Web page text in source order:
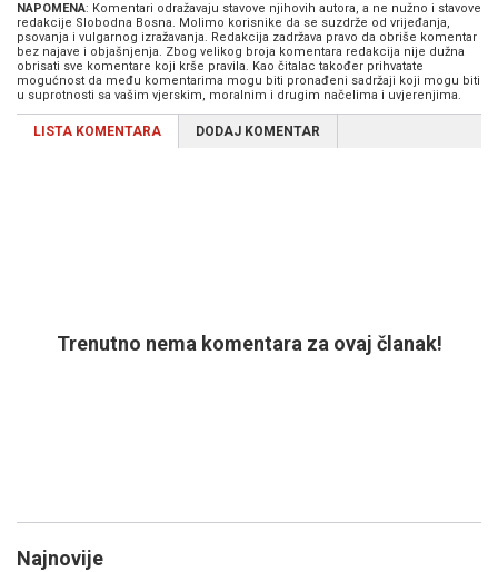
NAPOMENA: Komentari odražavaju stavove njihovih autora, a ne nužno i stavove
redakcije Slobodna Bosna. Molimo korisnike da se suzdrže od vrijeđanja,
psovanja i vulgarnog izražavanja. Redakcija zadržava pravo da obriše komentar
bez najave i objašnjenja. Zbog velikog broja komentara redakcija nije dužna
obrisati sve komentare koji krše pravila. Kao čitalac također prihvatate
mogućnost da među komentarima mogu biti pronađeni sadržaji koji mogu biti
u suprotnosti sa vašim vjerskim, moralnim i drugim načelima i uvjerenjima.
LISTA KOMENTARA DODAJ KOMENTAR
Trenutno nema komentara za ovaj članak!
Najnovije